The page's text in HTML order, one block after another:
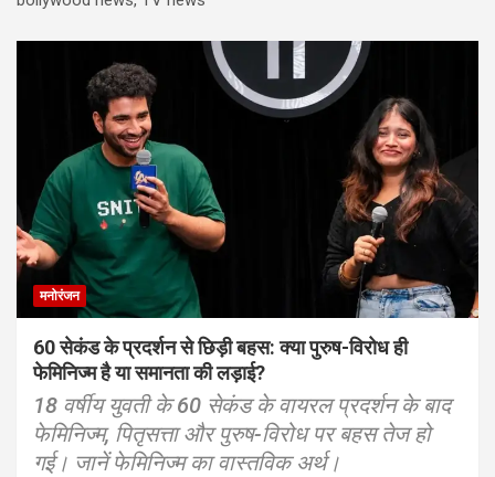
मनोरंजन
60 सेकंड के प्रदर्शन से छिड़ी बहस: क्या पुरुष-विरोध ही
फेमिनिज्म है या समानता की लड़ाई?
18 वर्षीय युवती के 60 सेकंड के वायरल प्रदर्शन के बाद
फेमिनिज्म, पितृसत्ता और पुरुष-विरोध पर बहस तेज हो
गई। जानें फेमिनिज्म का वास्तविक अर्थ।